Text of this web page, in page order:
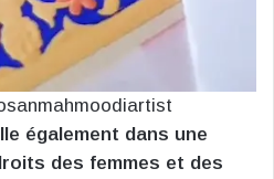
également dans une
des femmes et des